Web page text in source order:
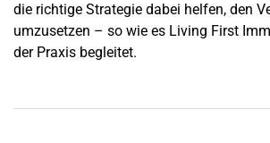
die richtige Strategie dabei helfen, den
umzusetzen – so wie es Living First
der Praxis begleitet.